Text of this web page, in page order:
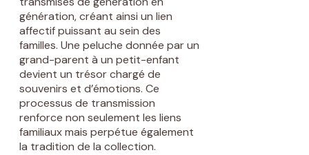
génération, créant ainsi un lien
affectif puissant au sein des
familles. Une peluche donnée par un
grand-parent à un petit-enfant
devient un trésor chargé de
souvenirs et d’émotions. Ce
processus de transmission
renforce non seulement les liens
familiaux mais perpétue également
la tradition de la collection.